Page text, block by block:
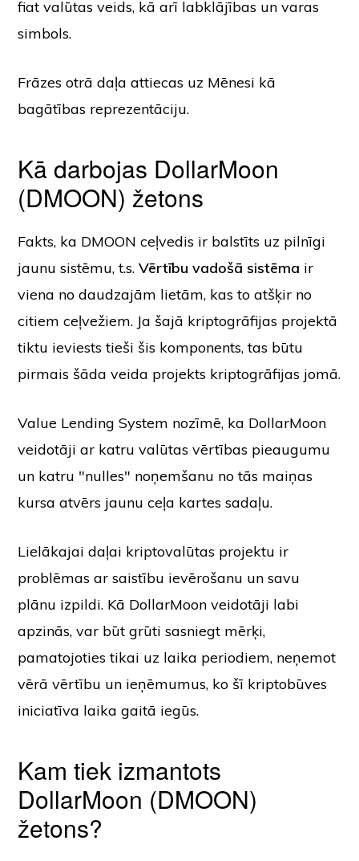
fiat valūtas veids, kā arī labklājības un varas
simbols.
Frāzes otrā daļa attiecas uz Mēnesi kā
bagātības reprezentāciju.
Kā darbojas DollarMoon
(DMOON) žetons
Fakts, ka DMOON ceļvedis ir balstīts uz pilnīgi
jaunu sistēmu, t.s.Vērtību vadošā sistēma ir
viena no daudzajām lietām, kas to atšķir no
citiem ceļvežiem. Ja šajā kriptogrāfijas projektā
tiktu ieviests tieši šis komponents, tas būtu
pirmais šāda veida projekts kriptogrāfijas jomā.
Value Lending System nozīmē, ka DollarMoon
veidotāji ar katru valūtas vērtības pieaugumu
un katru "nulles" noņemšanu no tās maiņas
kursa atvērs jaunu ceļa kartes sadaļu.
Lielākajai daļai kriptovalūtas projektu ir
problēmas ar saistību ievērošanu un savu
plānu izpildi. Kā DollarMoon veidotāji labi
apzinās, var būt grūti sasniegt mērķi,
pamatojoties tikai uz laika periodiem, neņemot
vērā vērtību un ieņēmumus, ko šī kriptobūves
iniciatīva laika gaitā iegūs.
Kam tiek izmantots
DollarMoon (DMOON)
žetons?